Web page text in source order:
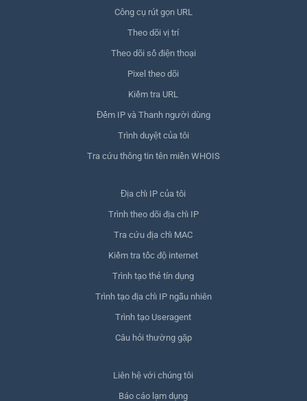
Công cụ rút gọn URL
Theo dõi vị trí
Theo dõi số điện thoại
Pixel theo dõi
Kiểm tra URL
Đếm IP và Thanh người dùng
Trình duyệt của tôi
Tra cứu thông tin tên miền WHOIS
Địa chỉ IP của tôi
Trình theo dõi địa chỉ IP
Tra cứu địa chỉ MAC
Kiểm tra tốc độ internet
Trình tạo thẻ tín dụng
Trình tạo địa chỉ IP ngẫu nhiên
Trình tạo Useragent
Câu hỏi thường gặp
Liên hệ với chúng tôi
Báo cáo lạm dụng